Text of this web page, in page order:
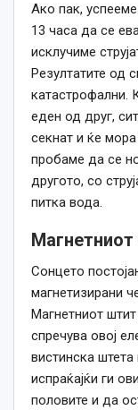
Ако пак,
13 часа да се
исклучиме
Резултатите од
катастрофални.
еден од друг,
секнат и ќе
пробаме да се
другото, со
питка вода.
Магнетниот
Сонцето
магнетизирани
Магнетниот
спречува овој
вистинска штета
испраќајќи ги
половите и да